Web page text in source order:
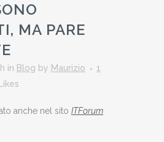
MA PARE
in Blog by Maurizio
1
Likes
anche nel sito ITForum